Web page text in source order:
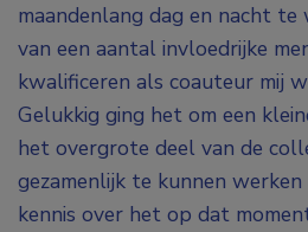
maandenlang dag en nacht
van een aantal invloedrijke
kwalificeren als coauteur mij
Gelukkig ging het om een
het overgrote deel van de
gezamenlijk te kunnen
kennis over het op dat